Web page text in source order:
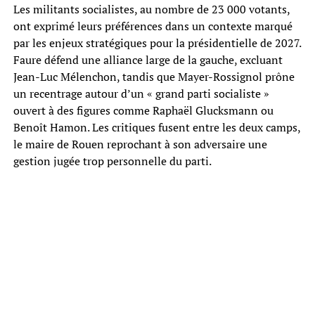
Les militants socialistes, au nombre de 23 000 votants,
ont exprimé leurs préférences dans un contexte marqué
par les enjeux stratégiques pour la présidentielle de 2027.
Faure défend une alliance large de la gauche, excluant
Jean-Luc Mélenchon, tandis que Mayer-Rossignol prône
un recentrage autour d’un « grand parti socialiste »
ouvert à des figures comme Raphaël Glucksmann ou
Benoît Hamon. Les critiques fusent entre les deux camps,
le maire de Rouen reprochant à son adversaire une
gestion jugée trop personnelle du parti.